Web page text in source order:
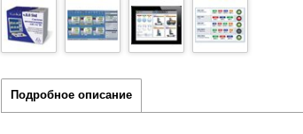
Подробное описание